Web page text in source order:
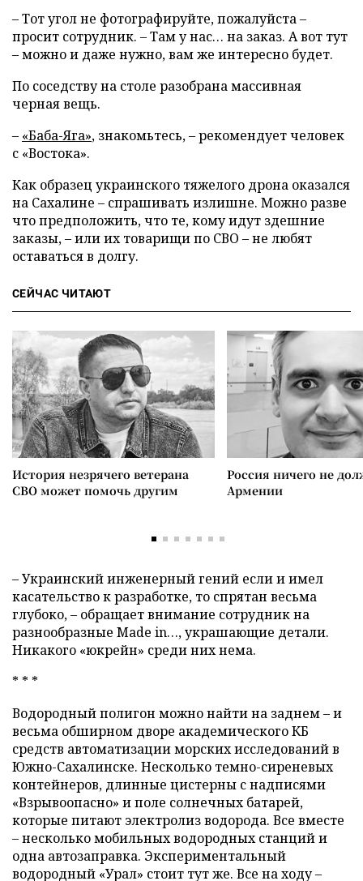
– Тот угол не фотографируйте, пожалуйста –
просит сотрудник. – Там у нас… на заказ. А вот тут
– можно и даже нужно, вам же интересно будет.
По соседству на столе разобрана массивная
черная вещь.
– «Баба-Яга», знакомьтесь, – рекомендует человек
с «Востока».
Как образец украинского тяжелого дрона оказался
на Сахалине – спрашивать излишне. Можно разве
что предположить, что те, кому идут здешние
заказы, – или их товарищи по СВО – не любят
оставаться в долгу.
СЕЙЧАС ЧИТАЮТ
История незрячего ветерана
СВО может помочь другим
Россия ничего не
Армении
– Украинский инженерный гений если и имел
касательство к разработке, то спрятан весьма
глубоко, – обращает внимание сотрудник на
разнообразные Made in…, украшающие детали.
Никакого «юкрейн» среди них нема.
* * *
Водородный полигон можно найти на заднем – и
весьма обширном дворе академического КБ
средств автоматизации морских исследований в
Южно-Сахалинске. Несколько темно-сиреневых
контейнеров, длинные цистерны с надписями
«Взрывоопасно» и поле солнечных батарей,
которые питают электролиз водорода. Все вместе
– несколько мобильных водородных станций и
одна автозаправка. Экспериментальный
водородный «Урал» стоит тут же. Все на ходу –